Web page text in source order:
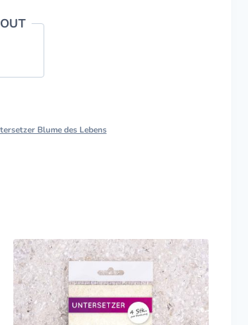
Blume des Lebens